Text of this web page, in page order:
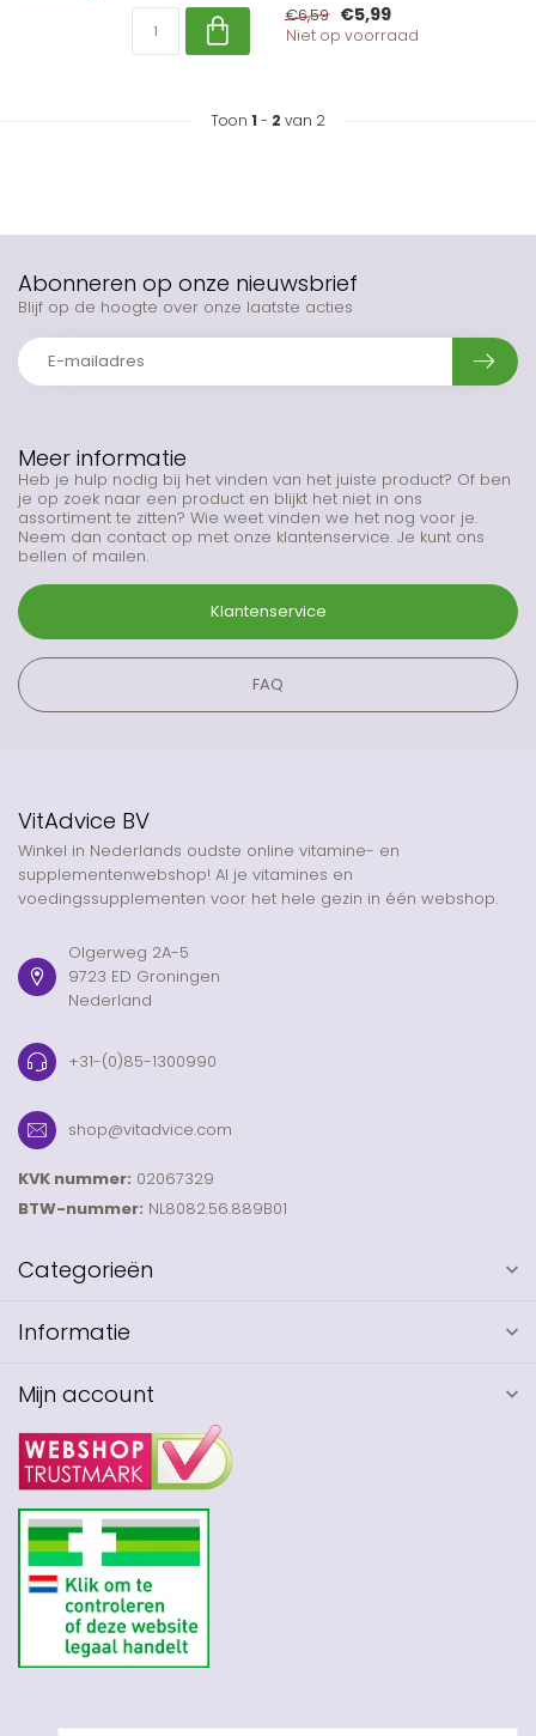
€6,59 €5,99
Niet op voorraad
Toon 1 - 2 van 2
Meer informatie
Heb je hulp nodig bij het vinden van het juiste product? Of ben
je op zoek naar een product en blijkt het niet in ons
assortiment te zitten? Wie weet vinden we het nog voor je.
Neem dan contact op met onze klantenservice. Je kunt ons
bellen of mailen.
Klantenservice
FAQ
Abonneren op onze nieuwsbrief
Blijf op de hoogte over onze laatste acties
VitAdvice BV
Winkel in Nederlands oudste online vitamine- en
supplementenwebshop! Al je vitamines en
voedingssupplementen voor het hele gezin in één webshop.
Olgerweg 2A-5
9723 ED Groningen
Nederland
+31-(0)85-1300990
shop@vitadvice.com
KVK nummer: 02067329
BTW-nummer: NL8082.56.889B01
Categorieën
Informatie
Mijn account